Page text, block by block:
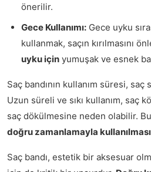
önerilir.
Gece Kullanımı: Gece uyku
kullanmak, saçın kırılmasını
uyku için yumuşak ve esnek
Saç bandının kullanım süresi, saç
Uzun süreli ve sıkı kullanım, saç
saç dökülmesine neden olabilir.
doğru zamanlamayla kullanılması
Saç bandı, estetik bir aksesuar